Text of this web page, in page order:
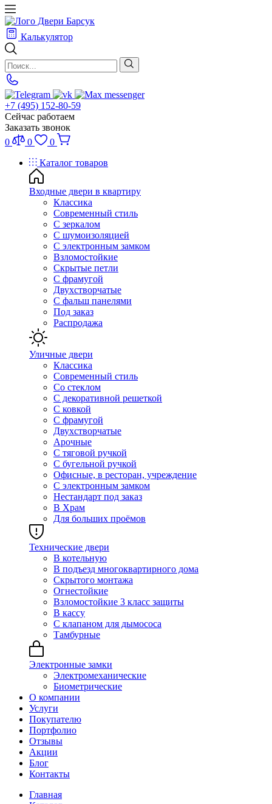
Калькулятор
+7 (495) 152-80-59
Сейчас работаем
Заказать звонок
0
0
0
Каталог товаров
Входные двери в квартиру
Классика
Современный стиль
С зеркалом
С шумоизоляцией
С электронным замком
Взломостойкие
Скрытые петли
С фрамугой
Двухстворчатые
С фальш панелями
Под заказ
Распродажа
Уличные двери
Классика
Современный стиль
Со стеклом
С декоративной решеткой
С ковкой
С фрамугой
Двухстворчатые
Арочные
С тяговой ручкой
С бугельной ручкой
Офисные, в ресторан, учреждение
С электронным замком
Нестандарт под заказ
В Храм
Для больших проёмов
Технические двери
В котельную
В подъезд многоквартирного дома
Скрытого монтажа
Огнестойкие
Взломостойкие 3 класс защиты
В кассу
С клапаном для дымососа
Тамбурные
Электронные замки
Электромеханические
Биометрические
О компании
Услуги
Покупателю
Портфолио
Отзывы
Акции
Блог
Контакты
Главная